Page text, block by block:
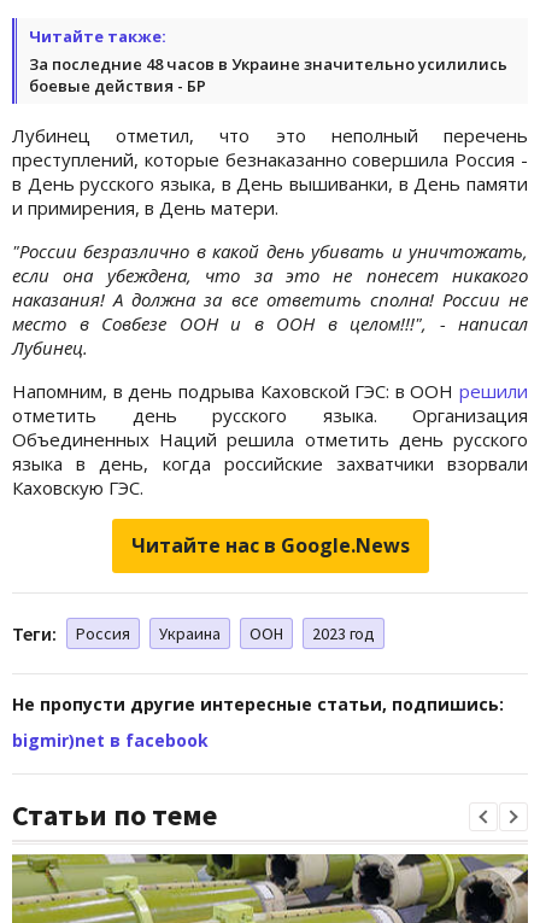
Читайте также:
За последние 48 часов в Украине значительно усилились
боевые действия - БР
Лубинец отметил, что это неполный перечень
преступлений, которые безнаказанно совершила Россия -
в День русского языка, в День вышиванки, в День памяти
и примирения, в День матери.
"России безразлично в какой день убивать и уничтожать,
если она убеждена, что за это не понесет никакого
наказания! А должна за все ответить сполна! России не
место в Совбезе ООН и в ООН в целом!!!", - написал
Лубинец.
Напомним, в день подрыва Каховской ГЭС: в ООН решили
отметить день русского языка. Организация
Объединенных Наций решила отметить день русского
языка в день, когда российские захватчики взорвали
Каховскую ГЭС.
Читайте нас в Google.News
Теги: Россия Украина ООН 2023 год
Не пропусти другие интересные статьи, подпишись:
bigmir)net в facebook
Статьи по теме